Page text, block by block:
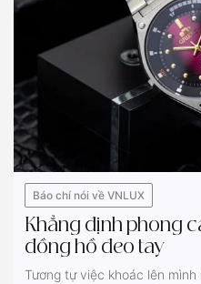
Báo chí nói về VNLUX
Khẳng định phong
đồng hồ đeo tay
Tương tự việc khoác lên